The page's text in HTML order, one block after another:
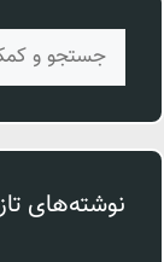
برای:
نوشته‌های